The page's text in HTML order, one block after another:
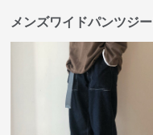
メンズワイドパンツジ